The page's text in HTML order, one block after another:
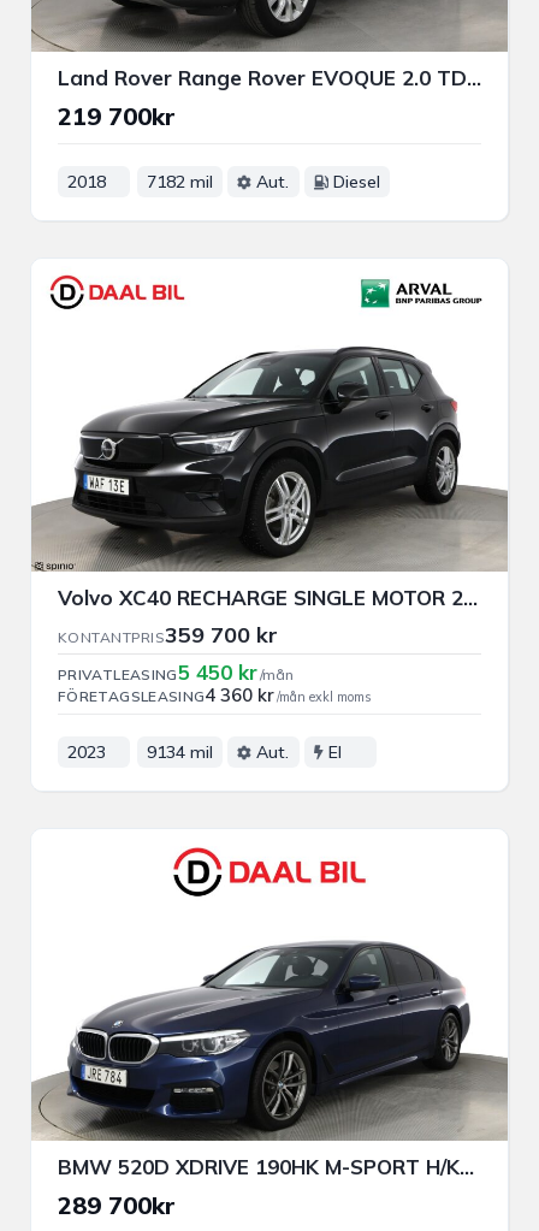
Land Rover Range Rover EVOQUE 2.0 TD4 AWD 150HK LUXURY EDITION B-KAM LÄDER NAV
219 700kr
2018 7182 mil Aut. Diesel
Volvo XC40 RECHARGE SINGLE MOTOR 231HK 69kWh PLUS DRAG VÄRM B-KAM
KONTANTPRIS359 700 kr
PRIVATLEASING5 450 kr/mån
FÖRETAGSLEASING4 360 kr/mån exkl moms
2023 9134 mil Aut. El
BMW 520D XDRIVE 190HK M-SPORT H/K® NFC B-KAMERA NAVIGATION
289 700kr